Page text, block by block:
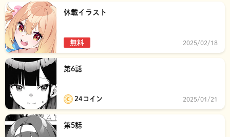
休載イラスト
無料 2025/02/18
第6話
24コイン 2025/01/21
第5話